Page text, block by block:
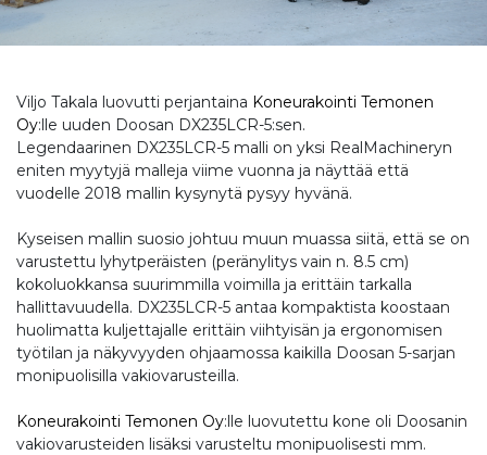
Viljo Takala luovutti perjantaina Koneurakointi Temonen
Oy:lle uuden Doosan DX235LCR-5:sen.
Legendaarinen DX235LCR-5 malli on yksi RealMachineryn
eniten myytyjä malleja viime vuonna ja näyttää että
vuodelle 2018 mallin kysynytä pysyy hyvänä.
Kyseisen mallin suosio johtuu muun muassa siitä, että se on
varustettu lyhytperäisten (peränylitys vain n. 8.5 cm)
kokoluokkansa suurimmilla voimilla ja erittäin tarkalla
hallittavuudella. DX235LCR-5 antaa kompaktista koostaan
huolimatta kuljettajalle erittäin viihtyisän ja ergonomisen
työtilan ja näkyvyyden ohjaamossa kaikilla Doosan 5-sarjan
monipuolisilla vakiovarusteilla.
Koneurakointi Temonen Oy:lle luovutettu kone oli Doosanin
vakiovarusteiden lisäksi varusteltu monipuolisesti mm.